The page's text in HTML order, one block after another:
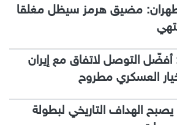
مضيق هرمز سيظل مغلقا
أفضّل التوصل لاتفاق مع إيران
العسكري مطروح
الهداف التاريخي لبطولة